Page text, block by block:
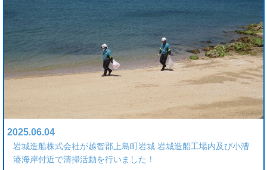
2025.06.04
岩城造船株式会社が越智郡上島町岩城 岩城造船工場内及び小漕
港海岸付近で清掃活動を行いました！